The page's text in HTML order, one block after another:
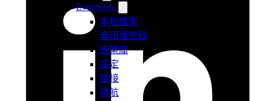
Evermusic
本地檔案
音訊播放器
音樂庫
設定
連接
導航